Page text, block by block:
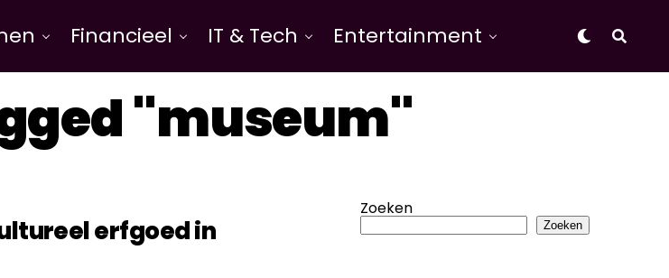
Financieel IT & Tech Entertainment
"museum"
erfgoed in
Zoeken
Zoeken